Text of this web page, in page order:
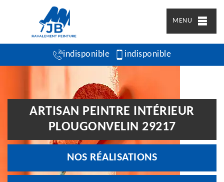
MENU
indisponible indisponible
ARTISAN PEINTRE INTÉRIEUR
PLOUGONVELIN 29217
NOS RÉALISATIONS